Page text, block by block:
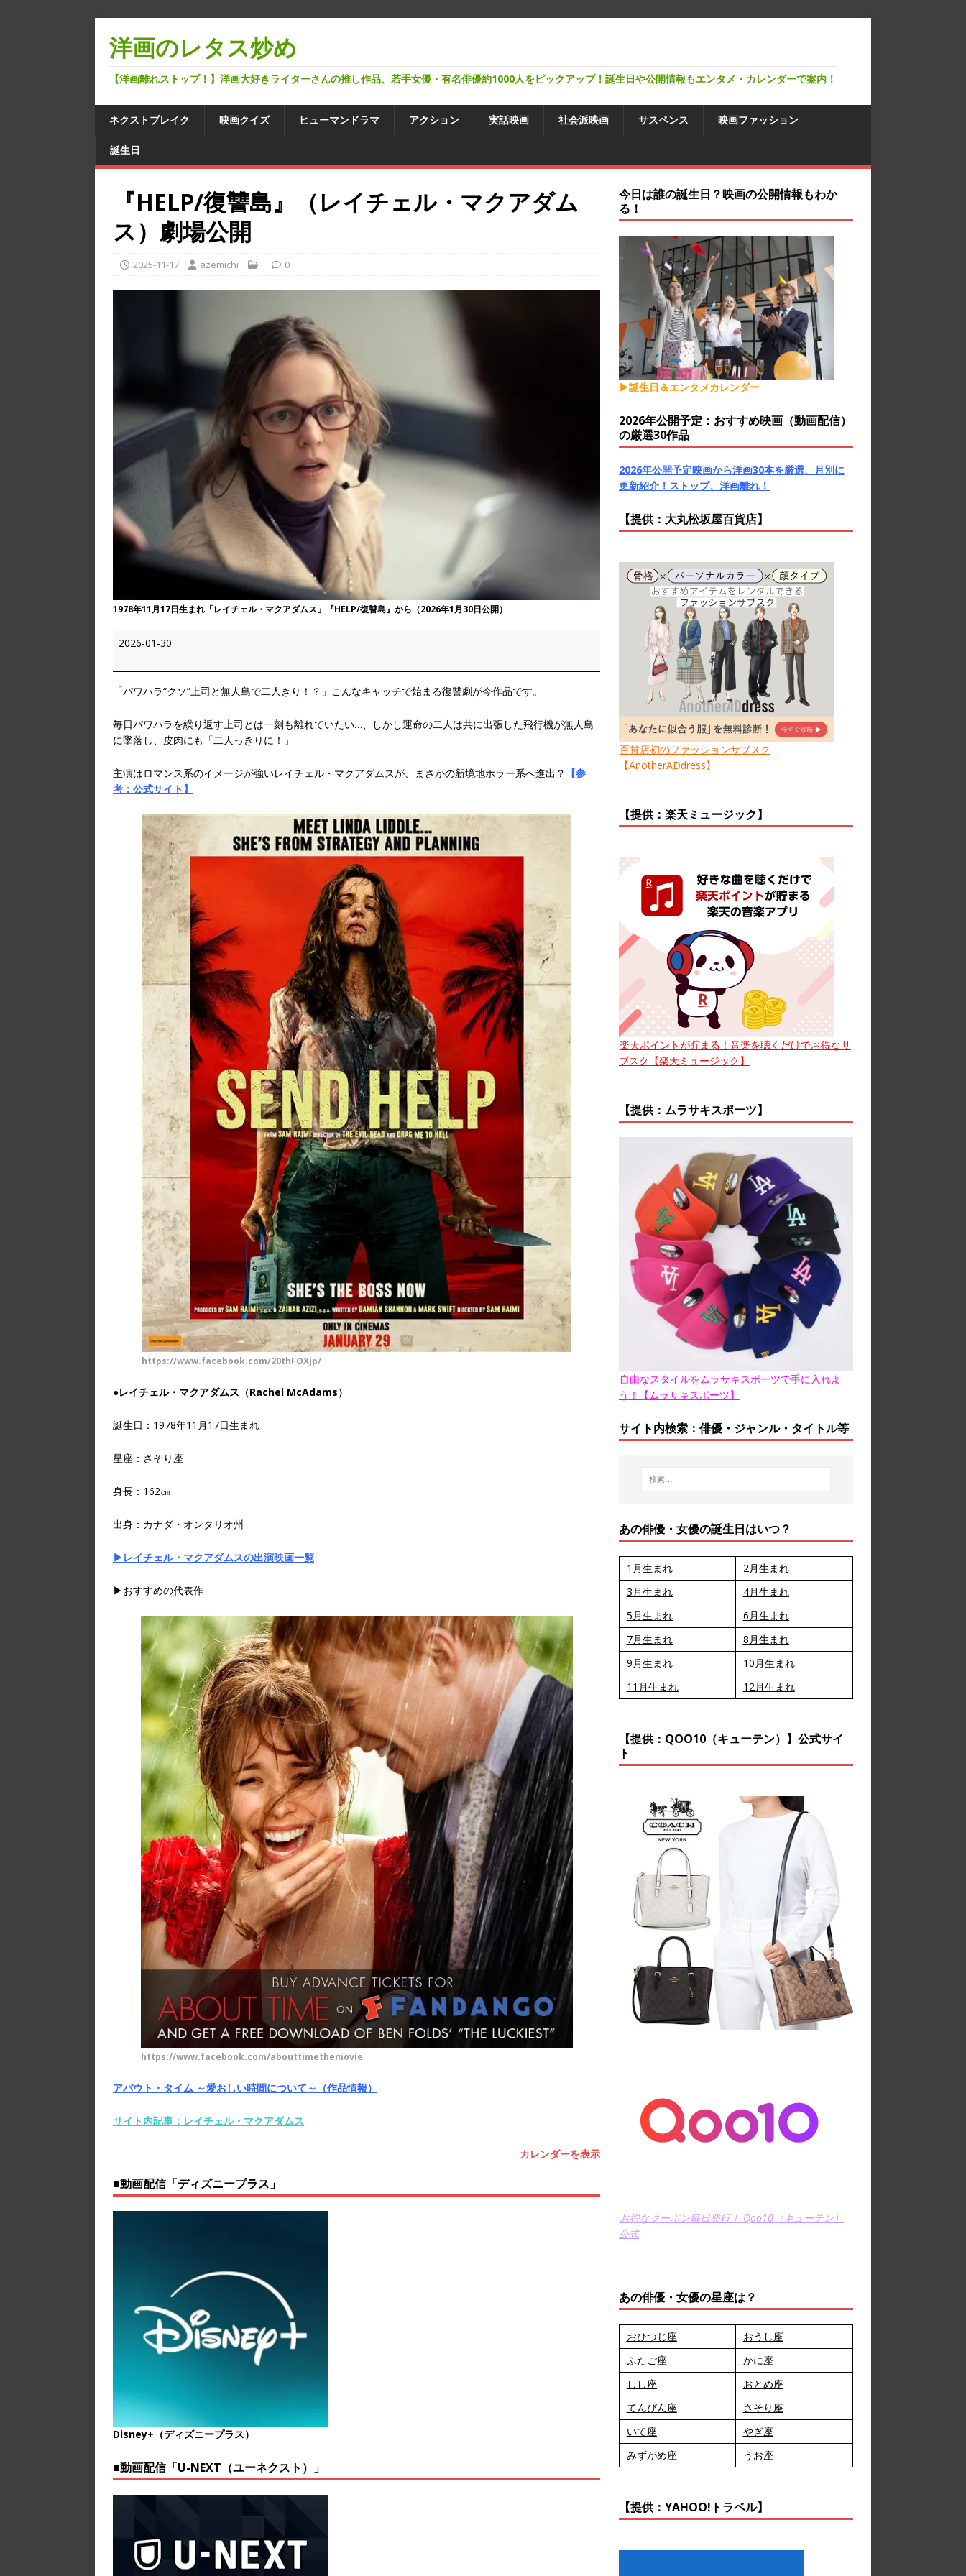
洋画のレタス炒め
【洋画離れストップ！】洋画大好きライターさんの推し作品、若手女優・有名俳優約1000人をピックアップ！誕生日や公開情報もエンタメ・カレンダーで案内！
ネクストブレイク 映画クイズ ヒューマンドラマ アクション 実話映画 社会派映画 サスペンス 映画ファッション
誕生日
『HELP/復讐島』（レイチェル・マクアダム
ス）劇場公開
2025-11-17 azemichi 0
1978年11月17日生まれ「レイチェル・マクアダムス」『HELP/復讐島』から（2026年1月30日公開）
2026-01-30
「パワハラ“クソ”上司と無人島で二人きり！？」こんなキャッチで始まる復讐劇が今作品です。
毎日パワハラを繰り返す上司とは一刻も離れていたい…、しかし運命の二人は共に出張した飛行機が無人島
に墜落し、皮肉にも「二人っきりに！」
主演はロマンス系のイメージが強いレイチェル・マクアダムスが、まさかの新境地ホラー系へ進出？ 【参
考：公式サイト】
https://www.facebook.com/20thFOXjp/
●レイチェル・マクアダムス（Rachel McAdams）
誕生日：1978年11月17日生まれ
星座：さそり座
身長：162㎝
出身：カナダ・オンタリオ州
▶レイチェル・マクアダムスの出演映画一覧
▶おすすめの代表作
https://www.facebook.com/abouttimethemovie
アバウト・タイム ～愛おしい時間について～（作品情報）
サイト内記事：レイチェル・マクアダムス
カレンダーを表示
■動画配信「ディズニープラス」
Disney+（ディズニープラス）
■動画配信「U-NEXT（ユーネクスト）」
今日は誰の誕生日？映画の公開情報もわか
る！
▶誕生日＆エンタメカレンダー
2026年公開予定：おすすめ映画（動画配信）
の厳選30作品
2026年公開予定映画から洋画30本を厳選、月別に
更新紹介！ストップ、洋画離れ！
【提供：大丸松坂屋百貨店】
百貨店初のファッションサブスク
【AnotherADdress】
【提供：楽天ミュージック】
楽天ポイントが貯まる！音楽を聴くだけでお得なサ
ブスク【楽天ミュージック】
【提供：ムラサキスポーツ】
自由なスタイルをムラサキスポーツで手に入れよ
う！【ムラサキスポーツ】
サイト内検索：俳優・ジャンル・タイトル等
あの俳優・女優の誕生日はいつ？
1月生まれ
2月生まれ
3月生まれ
4月生まれ
5月生まれ
6月生まれ
7月生まれ
8月生まれ
9月生まれ
10月生まれ
11月生まれ
12月生まれ
【提供：QOO10（キューテン）】公式サイ
ト
お得なクーポン毎日発行！ Qoo10（キューテン）
公式
あの俳優・女優の星座は？
おひつじ座
おうし座
ふたご座
かに座
しし座
おとめ座
てんびん座
さそり座
いて座
やぎ座
みずがめ座
うお座
【提供：YAHOO!トラベル】